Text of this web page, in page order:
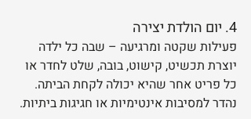
4. יום הולדת יצירה
פעילות שקטה ומרגיעה – שבה כל ילדה
יוצרת תכשיט, קישוט, בובה, שלט לחדר או
כל פריט אחר שהיא יכולה לקחת הביתה.
נהדר למסיבות אינטימיות או חגיגות ביתיות.